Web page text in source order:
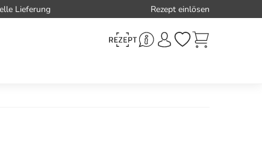
Lieferung Rezept einlösen